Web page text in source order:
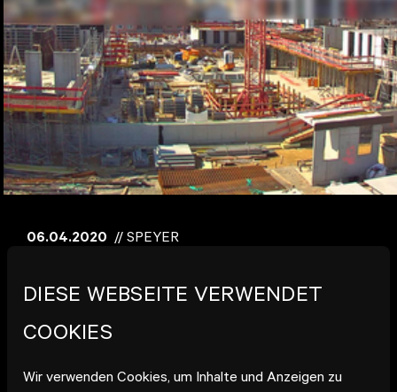
DIESE WEBSEITE VERWENDET
COOKIES
Wir verwenden Cookies, um Inhalte und Anzeigen zu
06.04.2020 // SPEYER
FLUSS IN ZEITEN VON CORONA
bauen Häuser, damit andere ins Homeoffice gehen